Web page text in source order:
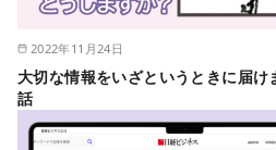
2022年11月24日
大切な情報をいざというときに届け
話